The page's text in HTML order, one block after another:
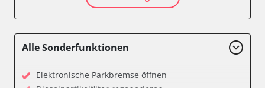
Anhängersteuergerät
Bedieneinheit Mittelkonsole
Bordcomputer
Alle Sonderfunktionen
Elektronische Parkbremse öffnen